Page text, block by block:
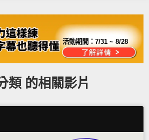
活動期間：7/31 ~ 8/28
類 的相關影片